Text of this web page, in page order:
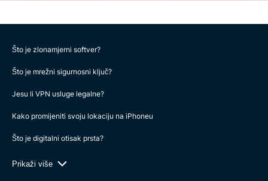
Što je zlonamjerni softver?
Što je mrežni sigurnosni ključ?
Jesu li VPN usluge legalne?
Kako promijeniti svoju lokaciju na iPhoneu
Što je digitalni otisak prsta?
Prikaži više